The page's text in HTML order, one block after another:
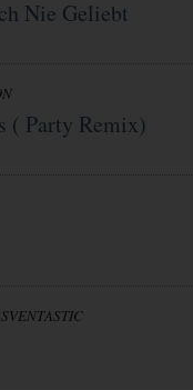
Nie Geliebt
( Party Remix)